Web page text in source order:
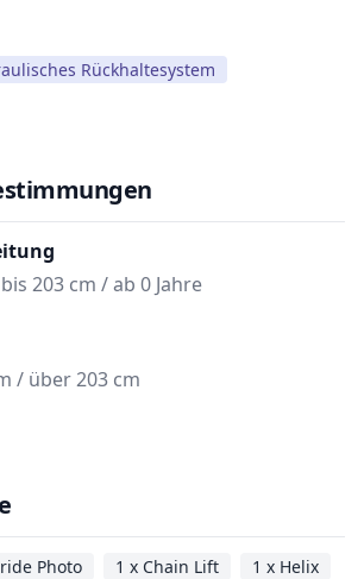
Rückhaltesystem
203 cm / ab 0 Jahre
/ über 203 cm
Photo 1 x Chain Lift 1 x Helix